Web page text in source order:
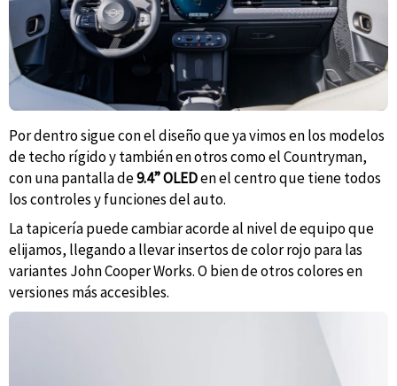
Por dentro sigue con el diseño que ya vimos en los modelos
de techo rígido y también en otros como el Countryman,
con una pantalla de9.4” OLEDen el centro que tiene todos
los controles y funciones del auto.
La tapicería puede cambiar acorde al nivel de equipo que
elijamos, llegando a llevar insertos de color rojo para las
variantes John Cooper Works. O bien de otros colores en
versiones más accesibles.